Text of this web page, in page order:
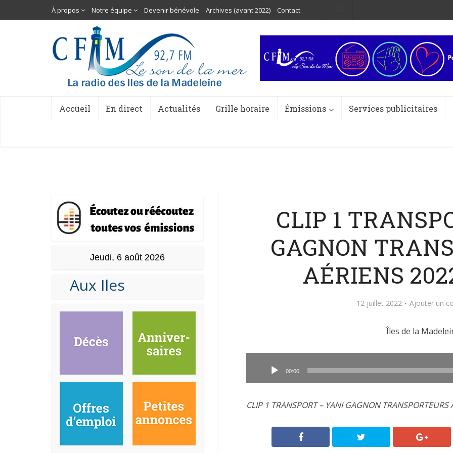
À propos Notre équipe Devenir bénévole Archives (avant 2022) Contact
Accueil En direct Actualités Grille horaire Émissions Services publicitaires
Jeudi, 6 août 2026
Aux Iles
CLIP 1
GAGNON
AÉRIENS
12 juillet 2022 Ajouter un
Îles de la
00:00
CLIP 1 TRANSPORT – YANI GAGNON